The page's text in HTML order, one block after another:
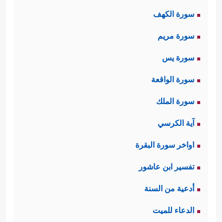
وكانت من أشدِّ النساء عداوةً لهذا الدين،
فتبَّت كما تبَّ، وخسِرَت كما خسِرَ
﴿وَٱمۡرَأَتُهُۥ حَمَّالَةَ ٱلۡحَطَبِ
مَّسَدِۭ﴾
سورة الكهف
سورة مريم
سورة يس
سورة الواقعة
سورة الملك
آية الكرسي
اواخر سورة البقرة
تفسير ابن عاشور
أدعية من السنة
الدعاء للميت